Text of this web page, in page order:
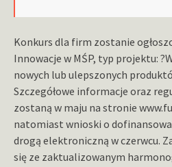
Konkurs dla firm zostanie
Innowacje w MŚP, typ projektu:
nowych lub ulepszonych
Szczegółowe informacje oraz
zostaną w maju na stronie
natomiast wnioski o
drogą elektroniczną w czerwcu.
się ze zaktualizowanym